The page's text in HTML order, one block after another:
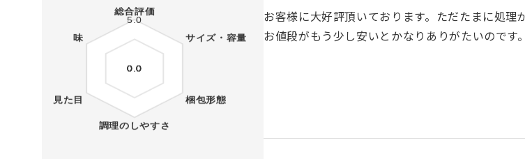
お客様に大好評頂いております。ただたまに処理
お値段がもう少し安いとかなりありがたいのです。